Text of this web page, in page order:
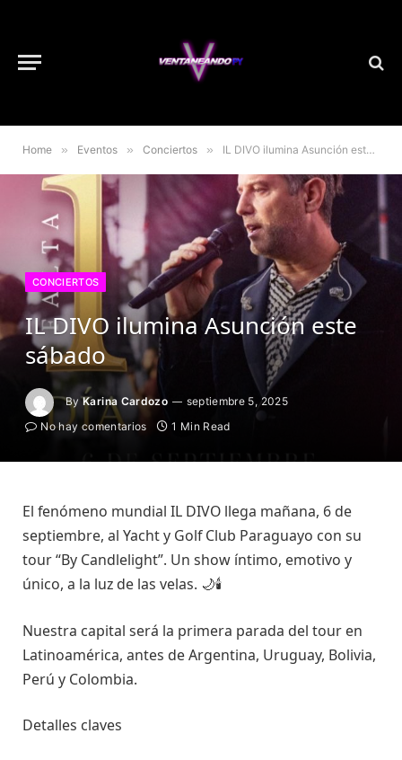
Home » Eventos » Conciertos » IL DIVO ilumina Asunción este sábado
CONCIERTOS
IL DIVO ilumina Asunción este
sábado
By Karina Cardozo
septiembre 5, 2025
No hay comentarios
1 Min Read
El fenómeno mundial IL DIVO llega mañana, 6 de
septiembre, al Yacht y Golf Club Paraguayo con su
tour “By Candlelight”. Un show íntimo, emotivo y
único, a la luz de las velas. 🌙🕯️
Nuestra capital será la primera parada del tour en
Latinoamérica, antes de Argentina, Uruguay, Bolivia,
Perú y Colombia.
Detalles claves